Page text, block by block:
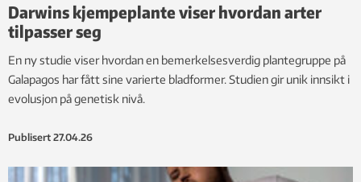
Darwins kjempeplante viser hvordan arter
tilpasser seg
En ny studie viser hvordan en bemerkelsesverdig plantegruppe på
Galapagos har fått sine varierte bladformer. Studien gir unik innsikt i
evolusjon på genetisk nivå.
Publisert 27.04.26